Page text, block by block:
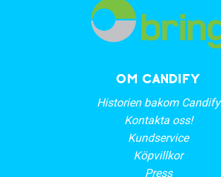
OM CANDIFY
Historien bakom Candify
Kontakta oss!
Kundservice
Köpvillkor
Press